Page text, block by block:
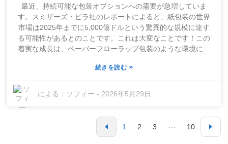
には、明確な計画を持って取り組むことが何よりも大切で
す。
無駄にしてしまう可能性があります。冗談ではありません。
あまり知られていないブランドでも、意外なほど優れた機能
を備えている場合があるので、購入を決める前にあらゆる選
択肢を検討してみる価値はあるでしょう。実際に何が必要な
のかをよく考え、専門家に相談してアドバイスをもらうのも
良い方法です。
最近、持続可能な包装オプションへの需要が急増していま
す。スミザーズ・ピラ社のレポートによると、紙包装の世界
市場は2025年までに5,000億ドルという驚異的な規模に達す
る可能性があるとのことです。これは大変なことです！この
着実な成長は、ペーパーフローラップ包装のような環境に優
これらのパッケージは、店頭で見栄えが良いだけでなく、地
選ぶのは非常に大変なことだと私も理解しています。選択肢
はほぼ無限にあり、それぞれに長所と短所があります。例え
環境に優しい点が絶賛されることが多いですが、すべての種
類の製品には十分な強度がない場合もあります。モンディや
続きを読む »
による： ソフィー -2026年5月29日
1 2 3 ··· 10